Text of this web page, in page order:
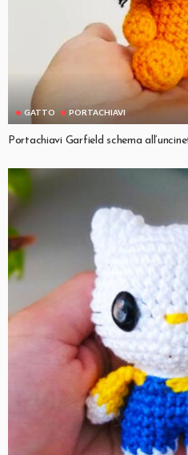
GATTO PORTACHIAVI
Portachiavi Garfield schema